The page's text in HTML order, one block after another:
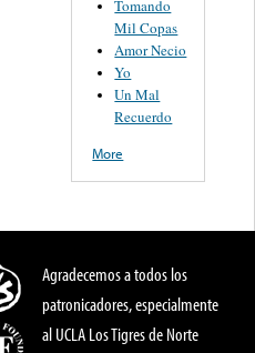
Tomando
Mil Copas
Amor Necio
Yo
Un Mal
Recuerdo
More
Agradecemos a todos los
patronicadores, especialmente
al UCLA Los Tigres de Norte